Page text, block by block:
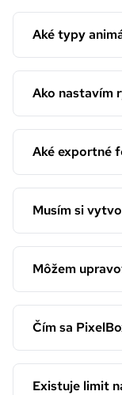
Aké typy
Ako nastavím
Aké exportné
Musím si
Môžem
Čím sa
Existuje limit